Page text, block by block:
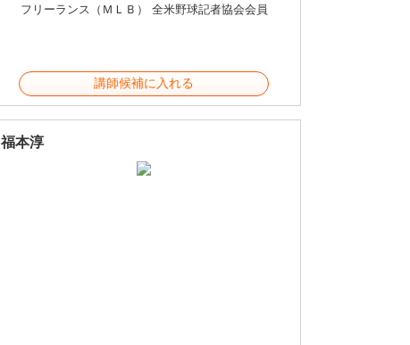
フリーランス（ＭＬＢ） 全米野球記者協会会員
講師候補に入れる
福本淳